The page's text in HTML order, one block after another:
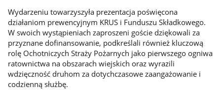
Wydarzeniu towarzyszyła prezentacja poświęcona
działaniom prewencyjnym KRUS i Funduszu Składkowego.
W swoich wystąpieniach zaproszeni goście dziękowali za
przyznane dofinansowanie, podkreślali również kluczową
rolę Ochotniczych Straży Pożarnych jako pierwszego ogniwa
ratownictwa na obszarach wiejskich oraz wyrazili
wdzięczność druhom za dotychczasowe zaangażowanie i
codzienną służbę.